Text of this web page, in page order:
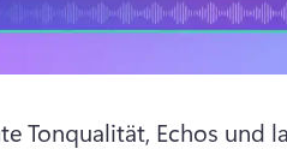
Tonqualität, Echos und